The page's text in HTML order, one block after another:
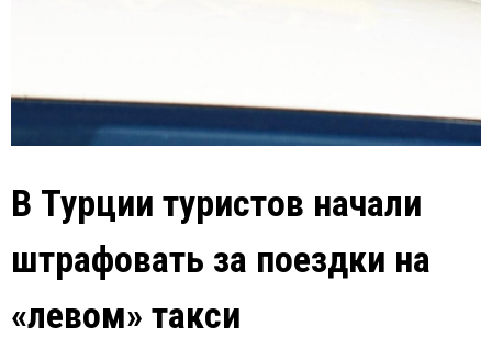
В Турции туристов начали
штрафовать за поездки на
«левом» такси